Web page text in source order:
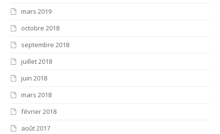
mars 2019
octobre 2018
septembre 2018
juillet 2018
juin 2018
mars 2018
février 2018
août 2017